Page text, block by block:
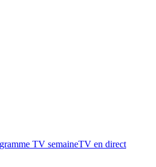
TV semaineTV en direct